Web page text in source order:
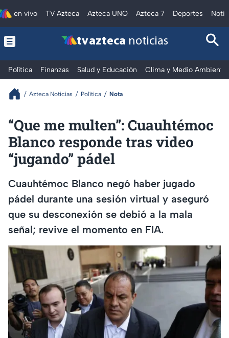
en vivo TV Azteca Azteca UNO Azteca 7 Deportes
tv azteca noticias
Política Finanzas Salud y Educación Clima y Medio Ambiente
Azteca Noticias Política Nota
“Que me multen”: Cuauhtémoc
Blanco responde tras video
“jugando” pádel
Cuauhtémoc Blanco negó haber jugado
pádel durante una sesión virtual y aseguró
que su desconexión se debió a la mala
señal; revive el momento en FIA.